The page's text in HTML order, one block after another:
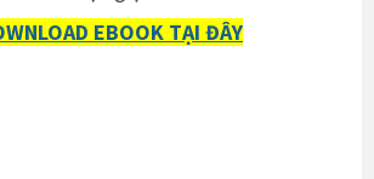
EBOOK TẠI ĐÂY